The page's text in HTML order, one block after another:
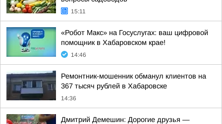
15:11
«Робот Макс» на Госуслугах: ваш цифровой
помощник в Хабаровском крае!
14:46
Ремонтник-мошенник обманул клиентов на
367 тысяч рублей в Хабаровске
14:36
Дмитрий Демешин: Дорогие друзья —